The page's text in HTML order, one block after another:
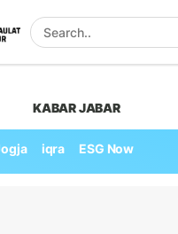
KABAR JABAR
iqra ESG Now